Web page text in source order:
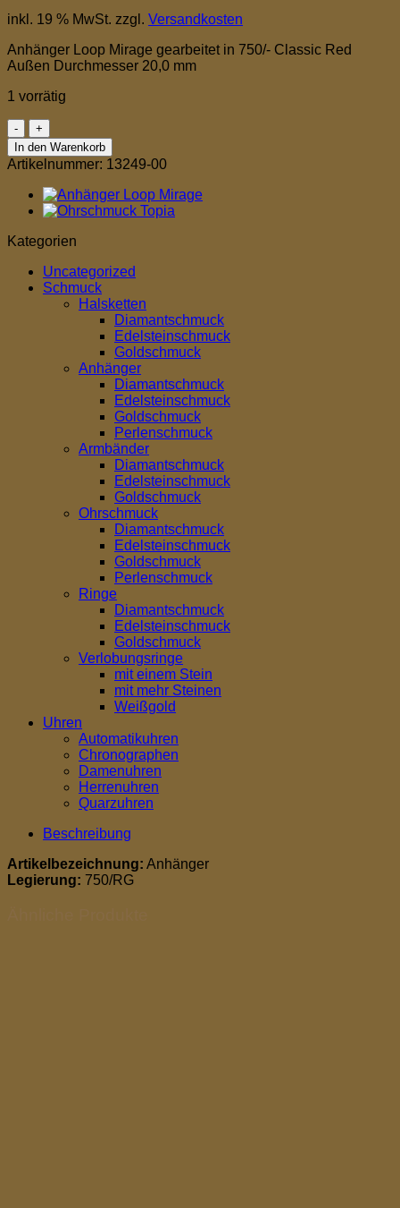
inkl. 19 % MwSt. zzgl. Versandkosten
Anhänger Loop Mirage gearbeitet in 750/- Classic Red
Außen Durchmesser 20,0 mm
1 vorrätig
Anhänger
Loop
Mirage
In den Warenkorb
Artikelnummer: 13249-00
Kategorien
Uncategorized
Schmuck
Halsketten
Diamantschmuck
Edelsteinschmuck
Goldschmuck
Anhänger
Diamantschmuck
Edelsteinschmuck
Goldschmuck
Perlenschmuck
Armbänder
Diamantschmuck
Edelsteinschmuck
Goldschmuck
Ohrschmuck
Diamantschmuck
Edelsteinschmuck
Goldschmuck
Perlenschmuck
Ringe
Diamantschmuck
Edelsteinschmuck
Goldschmuck
Verlobungsringe
mit einem Stein
mit mehr Steinen
Weißgold
Uhren
Automatikuhren
Chronographen
Damenuhren
Herrenuhren
Quarzuhren
Beschreibung
Artikelbezeichnung: Anhänger
Legierung: 750/RG